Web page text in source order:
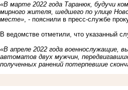
«В марте 2022 года Таранюк, будучи
мирного жителя, шедшего по улице
месте», - пояснили в пресс-службе
В ведомстве отметили, что указанный
«В апреле 2022 года военнослужащие,
автоматов двух мужчин,
полученных ранений потерпевшие